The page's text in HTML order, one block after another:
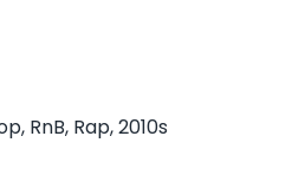
RnB, Rap, 2010s